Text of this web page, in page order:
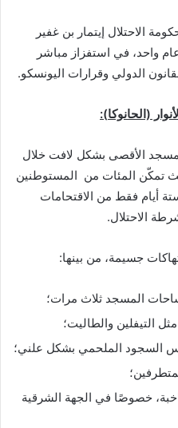
الاحتلال إيتمار بن غفير
واحد، في استفزاز مباشر
الدولي وقرارات اليونسكو.
(الحانوكا):
الأقصى بشكل لافت خلال
تمكّن المئات من المستوطنين
أيام فقط من الاقتحامات
الاحتلال.
جسيمة، من بينها:
المسجد ثلاث مرات؛
التيفلين والطاليت؛
السجود الملحمي بشكل علني؛
خصوصًا في الجهة الشرقية